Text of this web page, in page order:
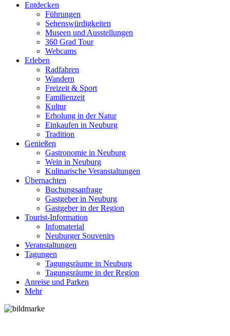
Entdecken
Führungen
Sehenswürdigkeiten
Museen und Ausstellungen
360 Grad Tour
Webcams
Erleben
Radfahren
Wandern
Freizeit & Sport
Familienzeit
Kultur
Erholung in der Natur
Einkaufen in Neuburg
Tradition
Genießen
Gastronomie in Neuburg
Wein in Neuburg
Kulinarische Veranstaltungen
Übernachten
Buchungsanfrage
Gastgeber in Neuburg
Gastgeber in der Region
Tourist-Information
Infomaterial
Neuburger Souvenirs
Veranstaltungen
Tagungen
Tagungsräume in Neuburg
Tagungsräume in der Region
Anreise und Parken
Mehr